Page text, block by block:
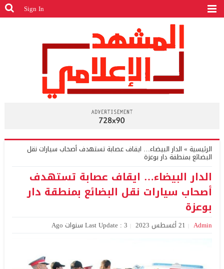
Sign In
الرئيسية » الدار البيضاء… ايقاف عصابة تستهدف أصحاب سيارات نقل
البضائع بمنطقة دار بوعزة
الدار البيضاء… ايقاف عصابة تستهدف
أصحاب سيارات نقل البضائع بمنطقة دار
بوعزة
Admin 21 أغسطس 2023 Last Update : 3 سنوات Ago